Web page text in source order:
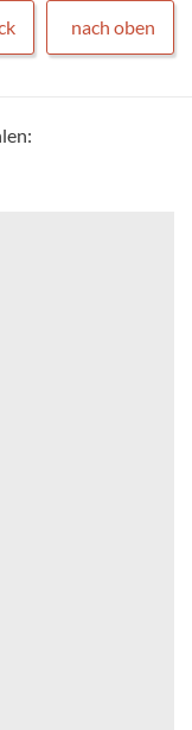
nach oben